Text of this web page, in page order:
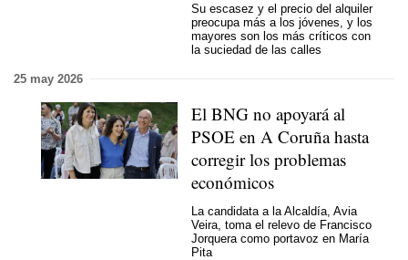
Su escasez y el precio del alquiler
preocupa más a los jóvenes, y los
mayores son los más críticos con
la suciedad de las calles
25 may 2026
El BNG no apoyará al
PSOE en A Coruña hasta
corregir los problemas
económicos
La candidata a la Alcaldía, Avia
Veira, toma el relevo de Francisco
Jorquera como portavoz en María
Pita